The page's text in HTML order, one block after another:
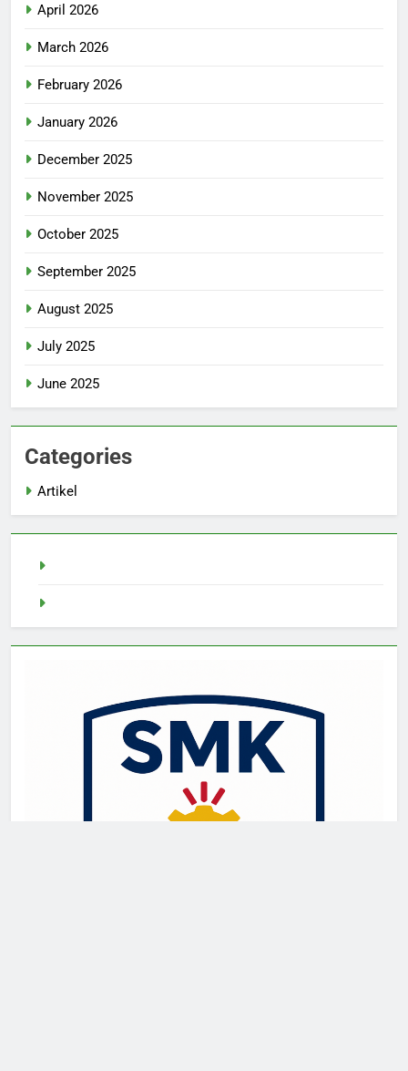
April 2026
March 2026
February 2026
January 2026
December 2025
November 2025
October 2025
September 2025
August 2025
July 2025
June 2025
Categories
Artikel